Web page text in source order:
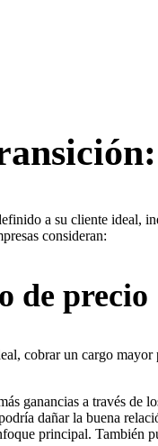
a su cliente ideal,
consideran:
de precio
cobrar un cargo
ganancias a través de
dañar la buena
principal. También